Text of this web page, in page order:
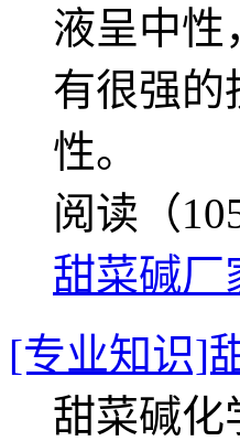
液呈中
有很强的
性。
阅读（
甜菜碱厂
[专业知识]
甜菜碱化